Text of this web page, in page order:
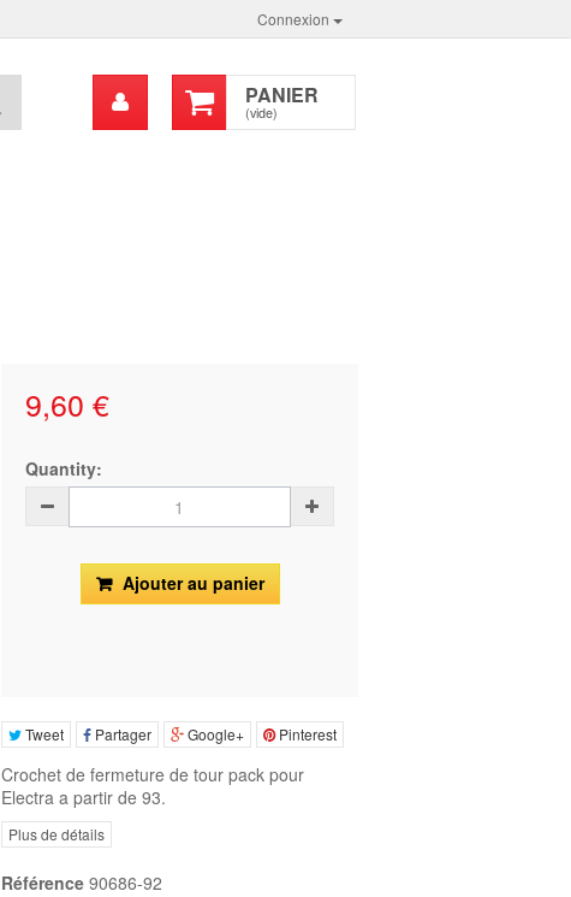
Connexion
PANIER
(vide)
Mon
compte
9,60 €
Quantity:
Ajouter au panier
Tweet Partager Google+ Pinterest
Crochet de fermeture de tour pack pour
Electra a partir de 93.
Plus de détails
Référence 90686-92